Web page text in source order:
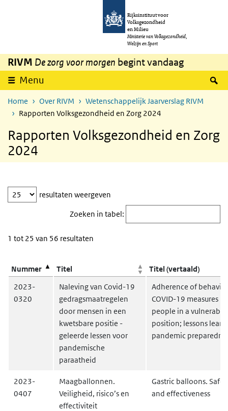
Overslaan en naar de inhoud gaan
Rijksinstituut voor
Volksgezondheid
en Milieu
Ministerie van Volksgezondheid,
Welzijn en Sport
RIVM De zorg voor morgen begint vandaag
Menu
Home Over RIVM
Wetenschappelijk Jaarverslag RIVM
Rapporten Volksgezondheid en Zorg 2024
Rapporten Volksgezondheid en Zorg
2024
tabel
resultaten weergeven
Zoeken in tabel:
1 tot 25 van 56 resultaten
Kolomkoppen met knoppen zijn sorteerbaar.
Nummer Titel
Titel (vertaald)
2023-
0320
Naleving van Covid-19
gedragsmaatregelen
door mensen in een
kwetsbare positie -
geleerde lessen voor
pandemische
paraatheid
Adherence of
COVID-19 measures by
people in a vulnerable
position; lessons
pandemic
2023-
0407
Maagballonnen.
Veiligheid, risico’s en
effectiviteit
Gastric balloons.
and effectiveness